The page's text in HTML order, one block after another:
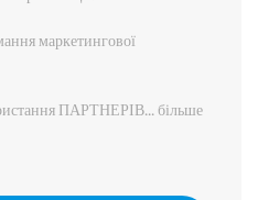
маркетингової
ПАРТНЕРІВ...більше